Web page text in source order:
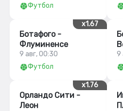
Футбол
x1.67
Ботафого -
Флуминенсе
9 авг, 00:30
Футбол
9
x1.76
Орландо Сити -
Леон